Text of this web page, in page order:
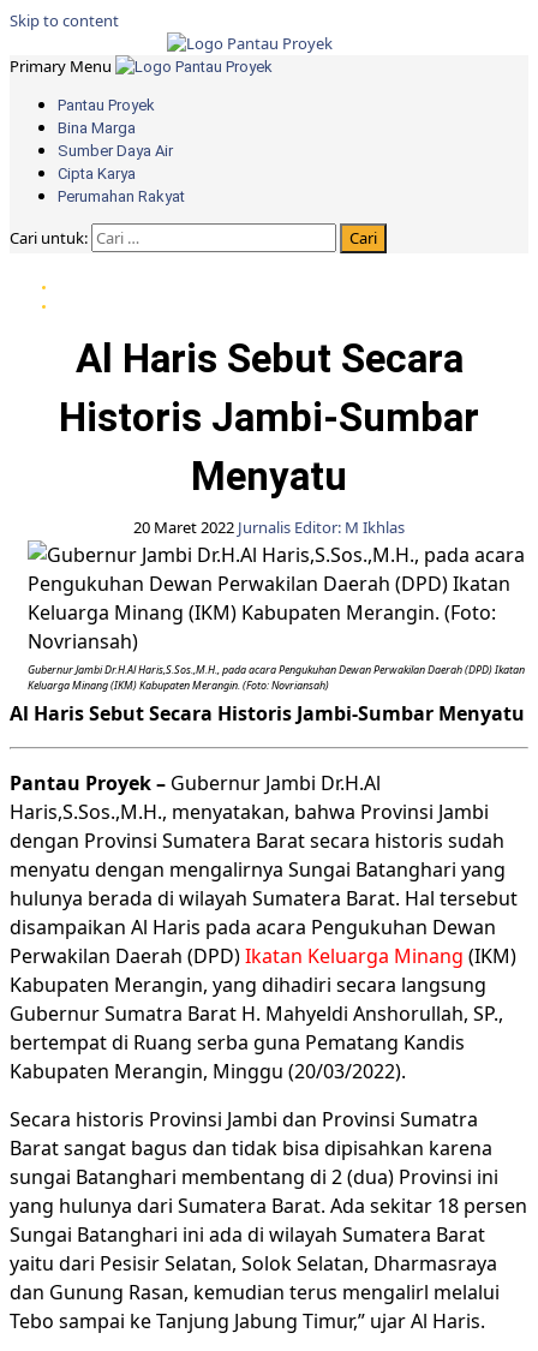
Skip to content
Primary Menu
Pantau Proyek
Bina Marga
Sumber Daya Air
Cipta Karya
Perumahan Rakyat
Cari untuk:
Al Haris Sebut Secara
Historis Jambi-Sumbar
Menyatu
20 Maret 2022 Jurnalis Editor: M Ikhlas
Gubernur Jambi Dr.H.Al Haris,S.Sos.,M.H., pada acara Pengukuhan Dewan Perwakilan Daerah (DPD) Ikatan
Keluarga Minang (IKM) Kabupaten Merangin. (Foto: Novriansah)
Al Haris Sebut Secara Historis Jambi-Sumbar Menyatu
Pantau Proyek – Gubernur Jambi Dr.H.Al
Haris,S.Sos.,M.H., menyatakan, bahwa Provinsi Jambi
dengan Provinsi Sumatera Barat secara historis sudah
menyatu dengan mengalirnya Sungai Batanghari yang
hulunya berada di wilayah Sumatera Barat. Hal tersebut
disampaikan Al Haris pada acara Pengukuhan Dewan
Perwakilan Daerah (DPD)Ikatan Keluarga Minang (IKM)
Kabupaten Merangin, yang dihadiri secara langsung
Gubernur Sumatra Barat H. Mahyeldi Anshorullah, SP.,
bertempat di Ruang serba guna Pematang Kandis
Kabupaten Merangin, Minggu (20/03/2022).
Secara historis Provinsi Jambi dan Provinsi Sumatra
Barat sangat bagus dan tidak bisa dipisahkan karena
sungai Batanghari membentang di 2 (dua) Provinsi ini
yang hulunya dari Sumatera Barat. Ada sekitar 18 persen
Sungai Batanghari ini ada di wilayah Sumatera Barat
yaitu dari Pesisir Selatan, Solok Selatan, Dharmasraya
dan Gunung Rasan, kemudian terus mengalirl melalui
Tebo sampai ke Tanjung Jabung Timur,” ujar Al Haris.